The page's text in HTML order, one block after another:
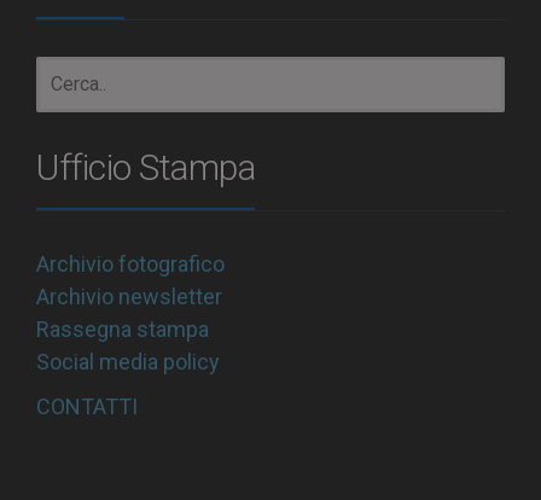
Ufficio Stampa
Archivio fotografico
Archivio newsletter
Rassegna stampa
Social media policy
CONTATTI